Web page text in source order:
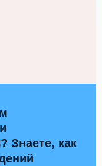
Знаете, как